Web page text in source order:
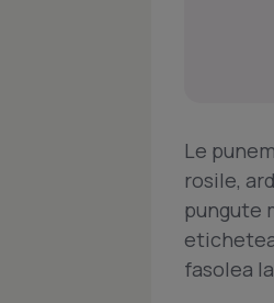
Le
rosile,
pungute
fasolea